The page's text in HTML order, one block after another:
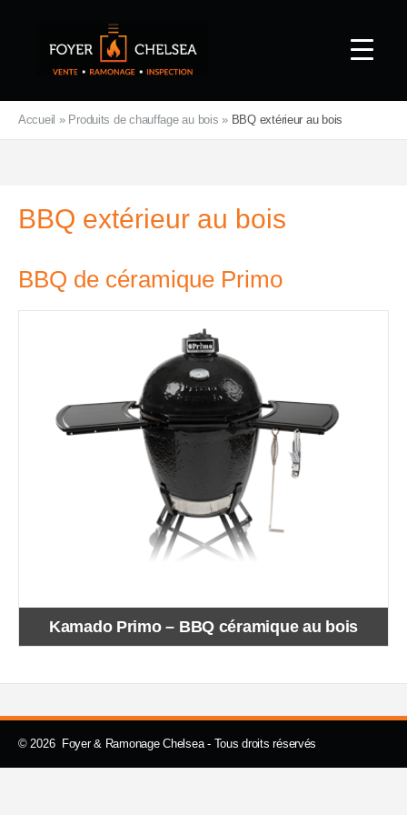
Accueil » Produits de chauffage au bois » BBQ extérieur au bois
BBQ extérieur au bois
BBQ de céramique Primo
Kamado Primo – BBQ céramique au bois
© 2026 Foyer & Ramonage Chelsea - Tous droits réservés